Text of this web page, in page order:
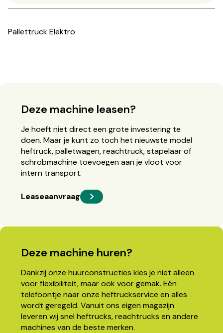
Pallettruck Elektro
Deze machine leasen?
Je hoeft niet direct een grote investering te
doen. Maar je kunt zo toch het nieuwste model
heftruck, palletwagen, reachtruck, stapelaar of
schrobmachine toevoegen aan je vloot voor
intern transport.
Leaseaanvraag
Deze machine huren?
Dankzij onze huurconstructies kies je niet alleen
voor flexibiliteit, maar ook voor gemak. Eén
telefoontje naar onze heftruckservice en alles
wordt geregeld. Vanuit ons eigen magazijn
leveren wij snel heftrucks, reachtrucks en andere
machines van de beste merken.